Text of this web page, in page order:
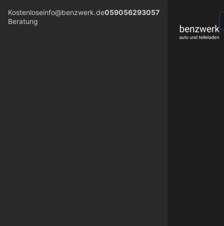
Kostenlose
Beratung
info@benzwerk.de059056293057